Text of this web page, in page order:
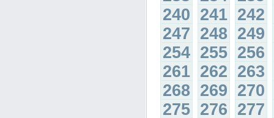
240 241 242
247 248 249
254 255 256
261 262 263
268 269 270
275 276 277